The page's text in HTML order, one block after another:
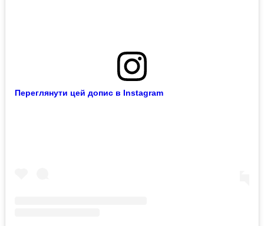
Переглянути цей допис в Instagram